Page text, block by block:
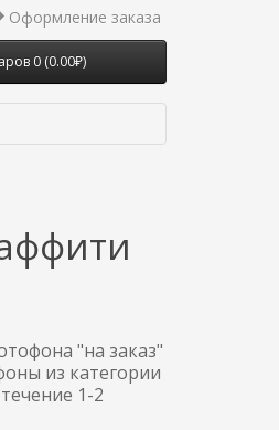
Оформление заказа
0 (0.00₽)
"на заказ"
из категории
1-2